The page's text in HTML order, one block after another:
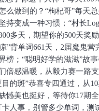
么做到的？“枸杞哥”每天
持变成一种习惯；“村长
多天，期望你的500天奖
”背单词661天，2届魔鬼营
榜；“聪明好学的滋滋”故
倍感温暖，从毅力赛一路
的斑”恭喜专四通过，从
憾美也挺好，等待你17期
人事，别管多少单词，测